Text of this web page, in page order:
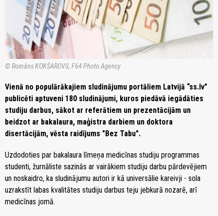
© Romāns KOKŠAROVS, F64 Photo Agency
Vienā no populārākajiem sludinājumu portāliem Latvijā “ss.lv”
publicēti aptuveni 180 sludinājumi, kuros piedāvā iegādāties
studiju darbus, sākot ar referātiem un prezentācijām un
beidzot ar bakalaura, maģistra darbiem un doktora
disertācijām, vēsta raidījums "Bez Tabu".
Uzdodoties par bakalaura līmeņa medicīnas studiju programmas
studenti, žurnāliste sazinās ar vairākiem studiju darbu pārdevējiem
un noskaidro, ka sludinājumu autori ir kā universālie kareivji - sola
uzrakstīt labas kvalitātes studiju darbus teju jebkurā nozarē, arī
medicīnas jomā.